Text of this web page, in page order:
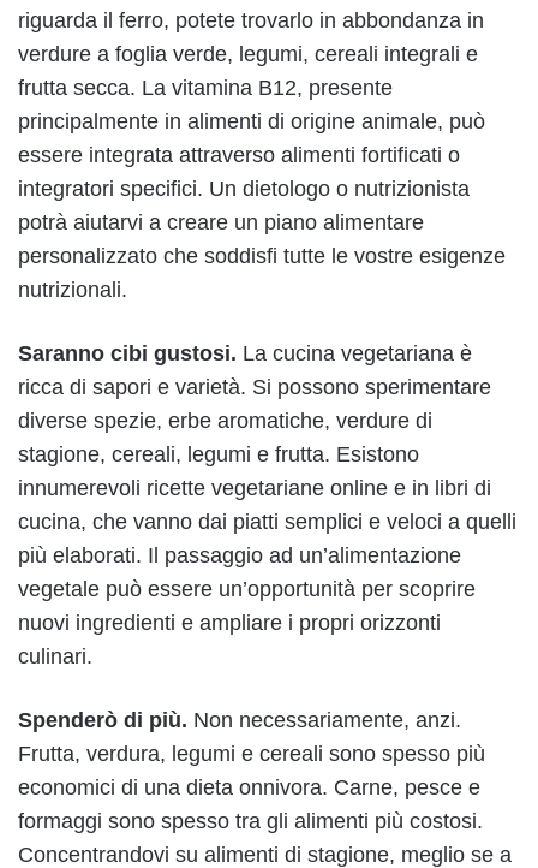
riguarda il ferro, potete trovarlo in abbondanza in
verdure a foglia verde, legumi, cereali integrali e
frutta secca. La vitamina B12, presente
principalmente in alimenti di origine animale, può
essere integrata attraverso alimenti fortificati o
integratori specifici. Un dietologo o nutrizionista
potrà aiutarvi a creare un piano alimentare
personalizzato che soddisfi tutte le vostre esigenze
nutrizionali.
Saranno cibi gustosi. La cucina vegetariana è
ricca di sapori e varietà. Si possono sperimentare
diverse spezie, erbe aromatiche, verdure di
stagione, cereali, legumi e frutta. Esistono
innumerevoli ricette vegetariane online e in libri di
cucina, che vanno dai piatti semplici e veloci a quelli
più elaborati. Il passaggio ad un’alimentazione
vegetale può essere un’opportunità per scoprire
nuovi ingredienti e ampliare i propri orizzonti
culinari.
Spenderò di più. Non necessariamente, anzi.
Frutta, verdura, legumi e cereali sono spesso più
economici di una dieta onnivora. Carne, pesce e
formaggi sono spesso tra gli alimenti più costosi.
Concentrandovi su alimenti di stagione, meglio se a